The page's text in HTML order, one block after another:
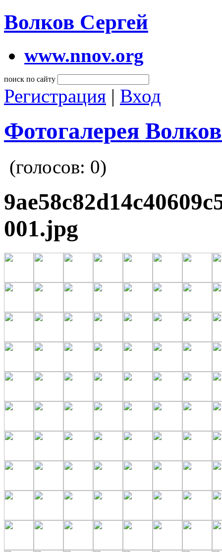
Волков Сергей
www.nnov.org
поиск по сайту
Регистрация | Вход
Фотогалерея
(голосов: 0)
001.jpg